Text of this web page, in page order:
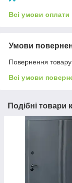
Всі умови оплати
Умови
Повернення
Всі умови
Подібні товари